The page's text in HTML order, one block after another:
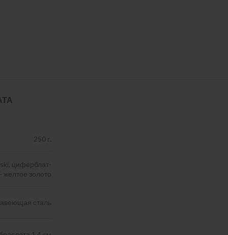
250 г.
циферблат-
желтое золото
сталь